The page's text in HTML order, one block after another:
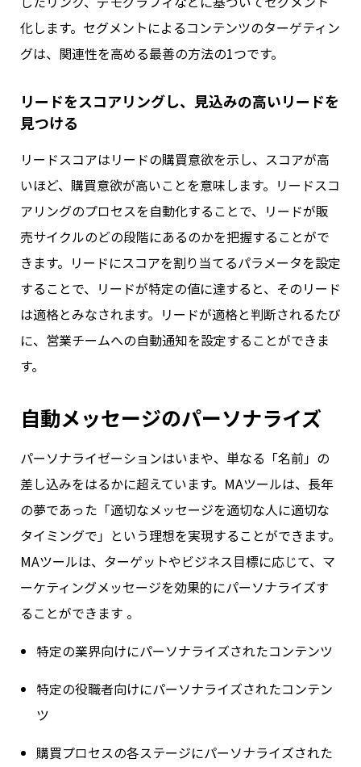
化します。セグメントによるコンテンツのターゲティン
グは、関連性を高める最善の方法の1つです。
リードをスコアリングし、見込みの高いリードを
見つける
リードスコアはリードの購買意欲を示し、スコアが高
いほど、購買意欲が高いことを意味します。リードスコ
アリングのプロセスを自動化することで、リードが販
売サイクルのどの段階にあるのかを把握することがで
きます。リードにスコアを割り当てるパラメータを設定
することで、リードが特定の値に達すると、そのリード
は適格とみなされます。リードが適格と判断されるたび
に、営業チームへの自動通知を設定することができま
す。
自動メッセージのパーソナライズ
パーソナライゼーションはいまや、単なる「名前」の
差し込みをはるかに超えています。MAツールは、長年
の夢であった「適切なメッセージを適切な人に適切な
タイミングで」という理想を実現することができます。
MAツールは、ターゲットやビジネス目標に応じて、マ
ーケティングメッセージを効果的にパーソナライズす
ることができます 。
特定の業界向けにパーソナライズされたコンテンツ
特定の役職者向けにパーソナライズされたコンテン
ツ
購買プロセスの各ステージにパーソナライズされた